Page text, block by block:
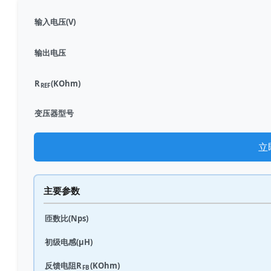
输入电压(V)
输出电压
R REF(KOhm)
变压器型号
立
主要参数
匝数比(Nps)
初级电感(μH)
反馈电阻R FB(KOhm)